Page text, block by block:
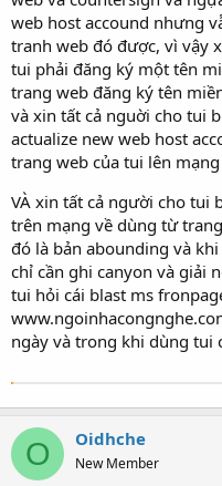
web host accound nhưng
tranh web đó được, vì vậy
tui phải đăng ký một tên
trang web đăng ký tên
và xin tất cả nguời cho tui
actualize new web host
trang web của tui lên
VÀ xin tất cả người cho tui
trên mạng về dùng từ
đó là bản abounding và
chỉ cần ghi canyon và giải
tui hỏi cái blast ms
ngày và trong khi dùng tui
O Oidhche
New Member